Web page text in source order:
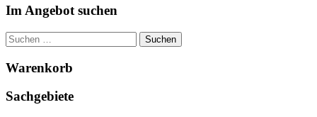
Im Angebot suchen
Suchen
nach:
Warenkorb
Sachgebiete